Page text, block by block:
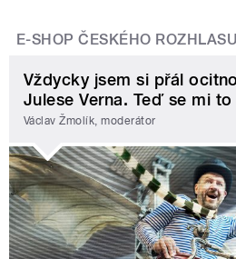
E-SHOP ČESKÉHO ROZHLASU
Vždycky jsem si přál
Julese Verna. Teď se mi
Václav Žmolík, moderátor